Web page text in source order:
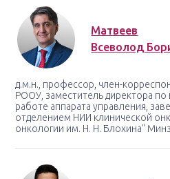
Матвеев
Всеволод
д.м.н., профессор, член-
РООУ, заместитель директора
работе аппарата управления,
отделением НИИ клинической
онкологии им. Н. Н. Блохина"